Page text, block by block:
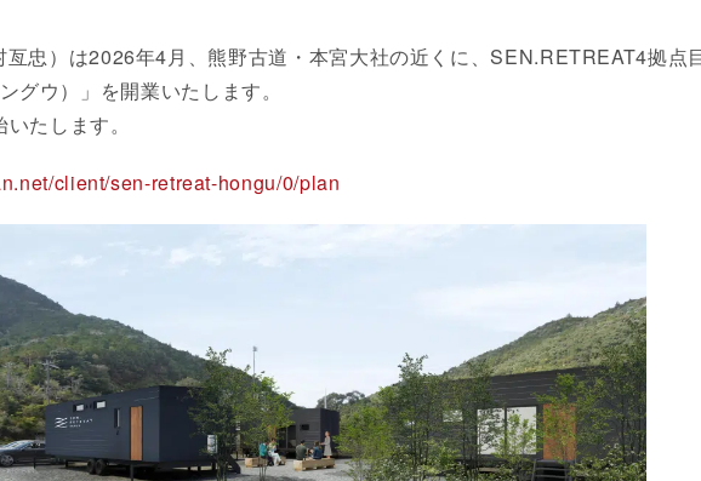
忠）は2026年4月、熊野古道・本宮大社の近くに、SEN.RETREAT4拠点
ウ）」を開業いたします。
たします。
client/sen-retreat-hongu/0/plan